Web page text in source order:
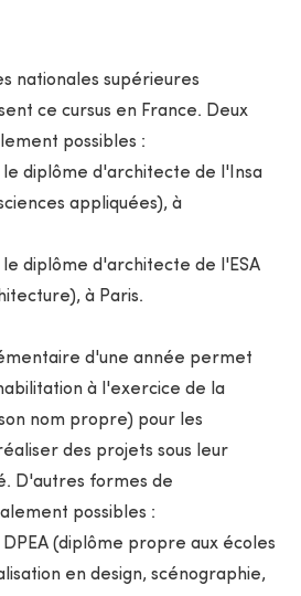
nationales supérieures
ce cursus en France. Deux
possibles :
d'architecte de l'Insa
appliquées), à
d'architecte de l'ESA
à Paris.
d'une année permet
à l'exercice de la
nom propre) pour les
des projets sous leur
D'autres formes de
possibles :
(diplôme propre aux écoles
en design, scénographie,